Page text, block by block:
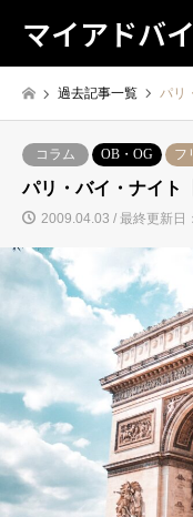
マイアドバ
過去記事一覧 パリ
コラム OB・OG フ
パリ・バイ・ナイト
2009.04.03 / 最終更新日